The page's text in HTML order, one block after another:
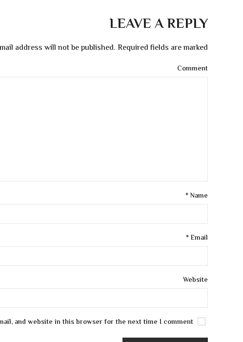
LEAVE A REPLY
address will not be published. Required fields are marked
Comment
Name
*
Email
*
Website